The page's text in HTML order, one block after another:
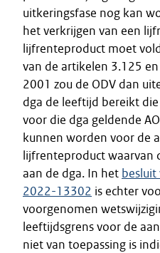
uitkeringsfase nog kan
het verkrijgen van een
lijfrenteproduct moet
van de artikelen 3.125
2001 zou de ODV dan
dga de leeftijd bereikt
voor die dga geldende
kunnen worden voor de
lijfrenteproduct
aan de dga. In het
2022-13302 is echter
voorgenomen
leeftijdsgrens voor de
niet van toepassing is